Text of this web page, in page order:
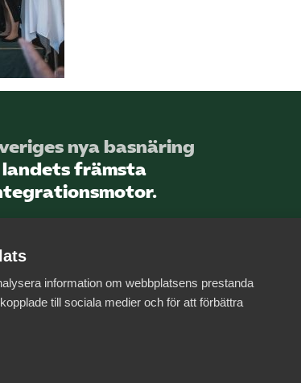
nya basnäring
landets främsta
information om webbplatsens prestanda
till sociala medier och för att förbättra